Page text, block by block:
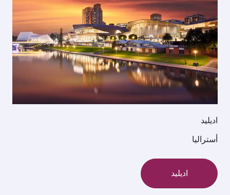
اديليد
أستراليا
اديليد